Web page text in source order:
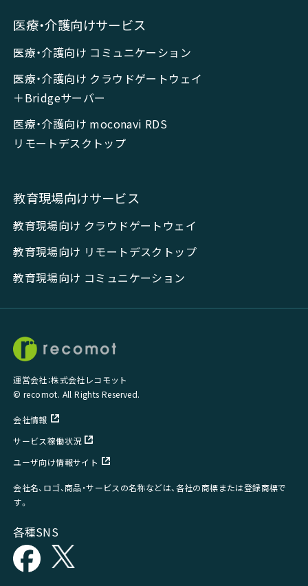
医療・介護向けサービス
医療・介護向け コミュニケーション
医療・介護向け クラウドゲートウェイ
＋Bridgeサーバー
医療・介護向け moconavi RDS
リモートデスクトップ
教育現場向けサービス
教育現場向け クラウドゲートウェイ
教育現場向け リモートデスクトップ
教育現場向け コミュニケーション
運営会社：株式会社レコモット
© recomot. All Rights Reserved.
会社情報
サービス稼働状況
ユーザ向け情報サイト
会社名、ロゴ、商品・サービスの名称などは、各社の商標または登録商標で
す。
各種SNS